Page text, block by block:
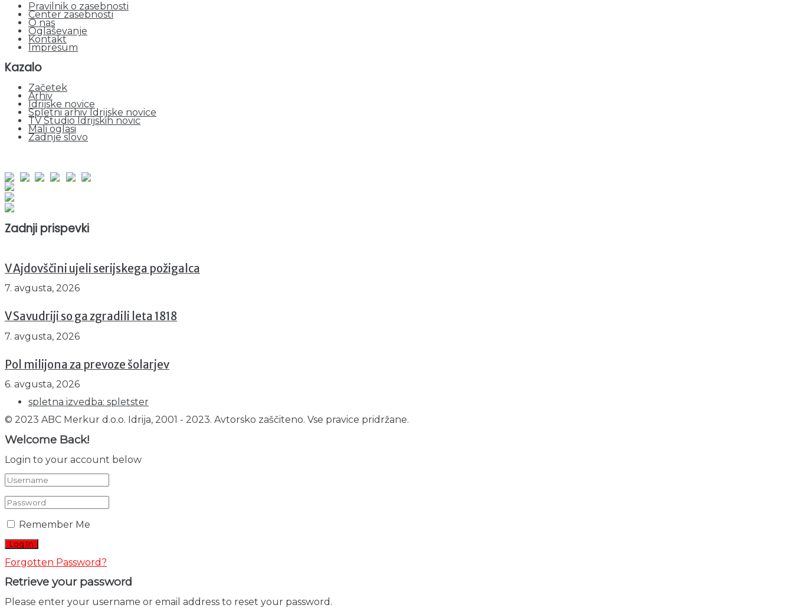
Pravilnik o zasebnosti
Center zasebnosti
O nas
Oglaševanje
Kontakt
Impresum
Kazalo
Začetek
Arhiv
Idrijske novice
Spletni arhiv Idrijske novice
TV Studio Idrijskih novic
Mali oglasi
Zadnje slovo
Zadnji prispevki
V Ajdovščini ujeli serijskega požigalca
7. avgusta, 2026
V Savudriji so ga zgradili leta 1818
7. avgusta, 2026
Pol milijona za prevoze šolarjev
6. avgusta, 2026
spletna izvedba: spletster
© 2023 ABC Merkur d.o.o. Idrija, 2001 - 2023. Avtorsko zaščiteno. Vse pravice pridržane.
Welcome Back!
Login to your account below
Remember Me
Forgotten Password?
Retrieve your password
Please enter your username or email address to reset your password.